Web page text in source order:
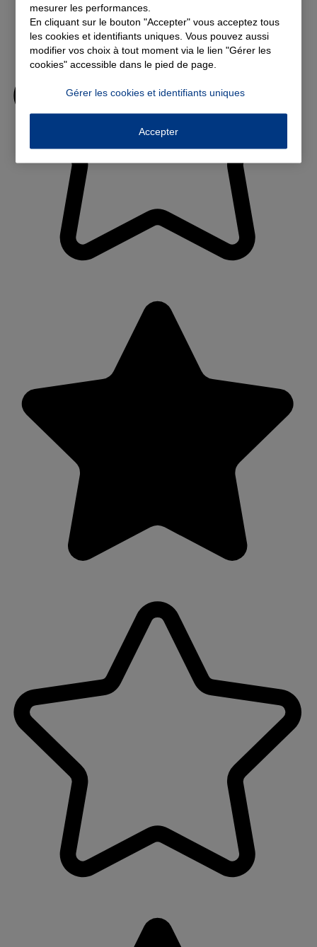
mesurer les performances.
En cliquant sur le bouton "Accepter" vous acceptez tous
les cookies et identifiants uniques. Vous pouvez aussi
modifier vos choix à tout moment via le lien "Gérer les
cookies" accessible dans le pied de page.
Gérer les cookies et identifiants uniques
Accepter